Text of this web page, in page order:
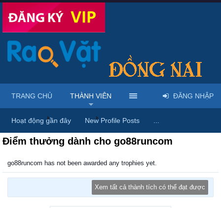
Trang chủ Thành viên go88runcom
Điểm thưởng dành cho go88runcom
go88runcom has not been awarded any trophies yet.
Xem tất cả thành tích có thể đạt được
TRANG CHỦ THÀNH VIÊN
Hoạt động gần đây New Profile Posts
ĐĂNG NHẬP